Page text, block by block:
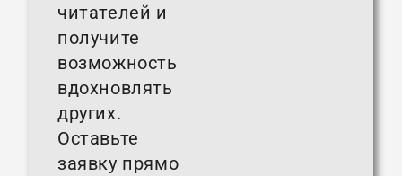
читателей и
получите
возможность
вдохновлять
других.
Оставьте
заявку прямо